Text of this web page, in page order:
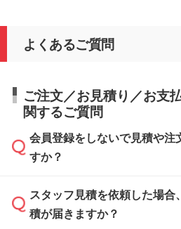
よくあるご質問
ご注文／お見積り／お支
関するご質問
会員登録をしないで見積や注
すか？
可能です。見積・注文フォ
まま進む』ボタンからお進み
スタッフ見積を依頼した場合
積が届きますか？